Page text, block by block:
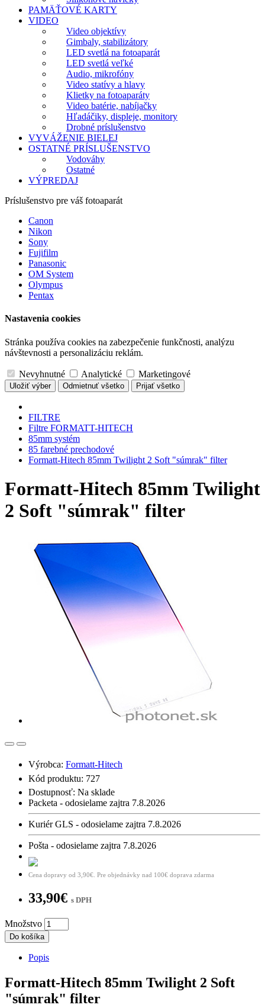
PAMÄŤOVÉ KARTY
VIDEO
Video objektívy
Gimbaly, stabilizátory
LED svetlá na fotoaparát
LED svetlá veľké
Audio, mikrofóny
Video statívy a hlavy
Klietky na fotoaparáty
Video batérie, nabíjačky
Hľadáčiky, displeje, monitory
Drobné príslušenstvo
VYVÁŽENIE BIELEJ
OSTATNÉ PRÍSLUŠENSTVO
Vodováhy
Ostatné
VÝPREDAJ
Príslušenstvo pre váš fotoaparát
Canon
Nikon
Sony
Fujifilm
Panasonic
OM System
Olympus
Pentax
Nastavenia cookies
Stránka používa cookies na zabezpečenie funkčnosti, analýzu
návštevnosti a personalizáciu reklám.
Nevyhnutné Analytické Marketingové
Uložiť výber Odmietnuť všetko Prijať všetko
FILTRE
Filtre FORMATT-HITECH
85mm systém
85 farebné prechodové
Formatt-Hitech 85mm Twilight 2 Soft "súmrak" filter
Formatt-Hitech 85mm Twilight
2 Soft "súmrak" filter
Výrobca: Formatt-Hitech
Kód produktu: 727
Dostupnosť: Na sklade
Packeta - odosielame zajtra 7.8.2026
Kuriér GLS - odosielame zajtra 7.8.2026
Pošta - odosielame zajtra 7.8.2026
Cena dopravy od 3,90€. Pre objednávky nad 100€ doprava zdarma
33,90€ s DPH
Množstvo
Do košíka
Popis
Formatt-Hitech 85mm Twilight 2 Soft
"súmrak" filter